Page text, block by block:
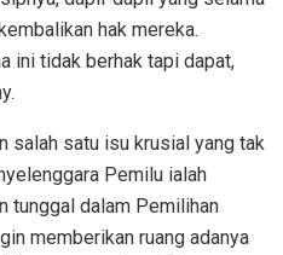
hak mereka.
ini tidak berhak tapi dapat,
salah satu isu krusial yang tak
Pemilu ialah
tunggal dalam Pemilihan
memberikan ruang adanya